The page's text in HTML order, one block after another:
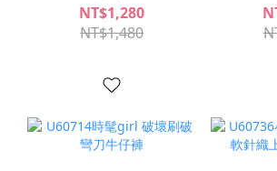
NT$1,280
NT$1,480